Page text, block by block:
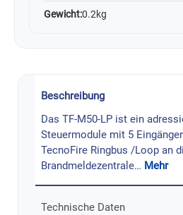
Gewicht:0.2kg
Beschreibung
Das TF-M50-LP ist ein
Steuermodule mit 5
TecnoFire Ringbus /Loop an
Brandmeldezentrale… Mehr
Technische Daten